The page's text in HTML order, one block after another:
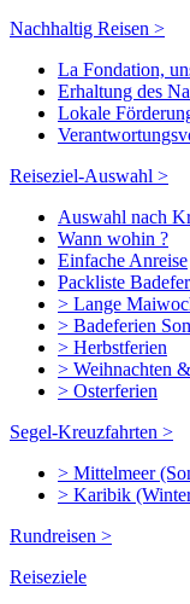
Nachhaltig Reisen >
La Fondation,
Erhaltung des
Lokale
Reiseziel-Auswahl >
Auswahl nach
Wann wohin ?
Einfache Anreise
Packliste
> Lange
> Badeferien
> Herbstferien
> Weihnachten
> Osterferien
Segel-Kreuzfahrten >
> Mittelmeer
> Karibik
Rundreisen >
Reiseziele